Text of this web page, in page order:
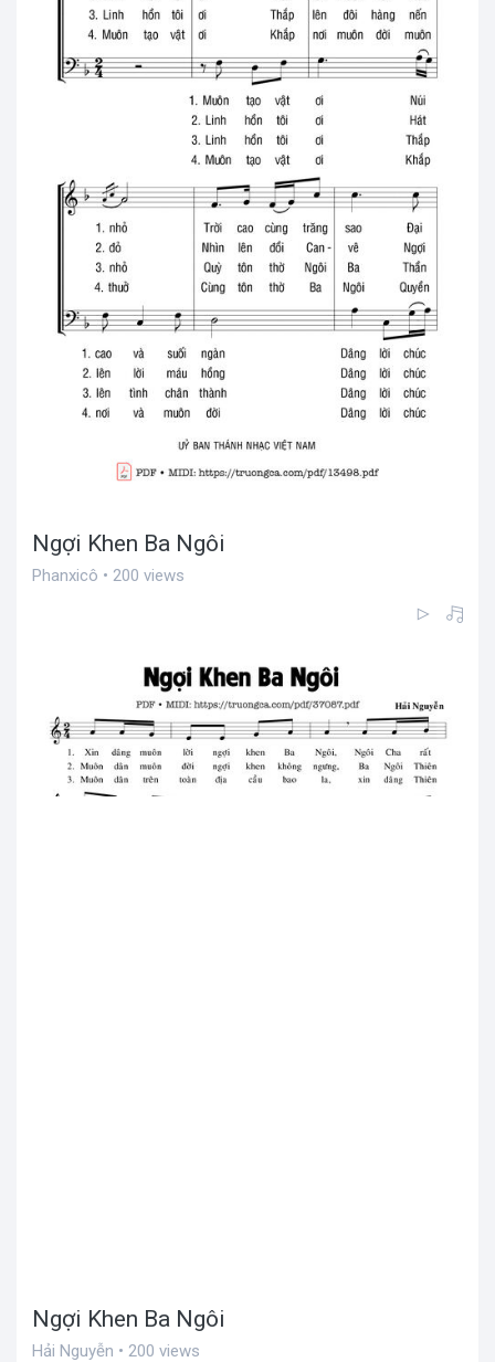
Ngợi Khen Ba Ngôi
Phanxicô • 200 views
Ngợi Khen Ba Ngôi
Hải Nguyễn • 200 views